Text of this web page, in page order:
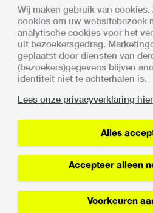
Samen sterk
Met alle deelnemers is afgesproken
opschaling van de
gecontroleerd plaatsvindt.
De Vertrouwensketen is een
Wij maken gebruik van
cookies om uw websitebezoek
analytische cookies voor het
uit bezoekersgedrag.
geplaatst door diensten van
(bezoekers)gegevens blijven
identiteit niet te achterhalen is.
Lees onze privacyverklaring hier
Alles
Accepteer alleen
Voorkeuren